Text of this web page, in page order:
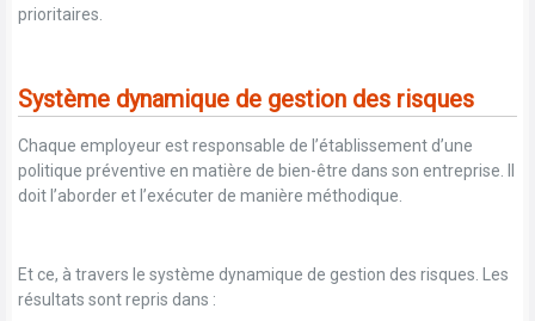
prioritaires.
Système dynamique de gestion des risques
Chaque employeur est responsable de l’établissement d’une
politique préventive en matière de bien-être dans son entreprise. Il
doit l’aborder et l’exécuter de manière méthodique.
Et ce, à travers le système dynamique de gestion des risques. Les
résultats sont repris dans :